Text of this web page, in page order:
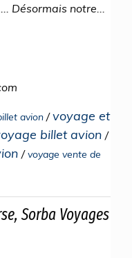
Désormais notre...
avion /voyage et
billet avion /
/voyage vente de
Sorba Voyages